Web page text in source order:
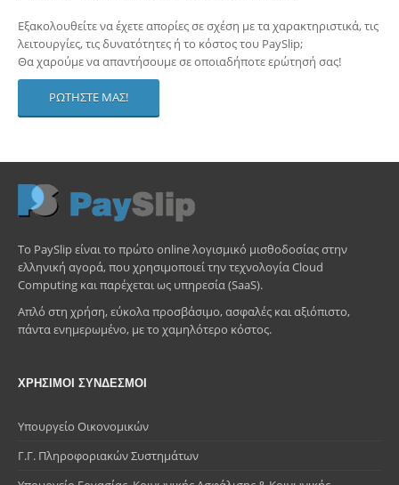
Εξακολουθείτε να έχετε απορίες σε σχέση με τα χαρακτηριστικά, τις
λειτουργίες, τις δυνατότητες ή το κόστος του PaySlip;
Θα χαρούμε να απαντήσουμε σε οποιαδήποτε ερώτησή σας!
ΡΩΤΗΣΤΕ ΜΑΣ!
Το PaySlip είναι το πρώτο online λογισμικό μισθοδοσίας στην
ελληνική αγορά, που χρησιμοποιεί την τεχνολογία Cloud
Computing και παρέχεται ως υπηρεσία (SaaS).
Απλό στη χρήση, εύκολα προσβάσιμο, ασφαλές και αξιόπιστο,
πάντα ενημερωμένο, με το χαμηλότερο κόστος.
ΧΡΗΣΙΜΟΙ ΣΥΝΔΕΣΜΟΙ
Υπουργείο Οικονομικών
Γ.Γ. Πληροφοριακών Συστημάτων